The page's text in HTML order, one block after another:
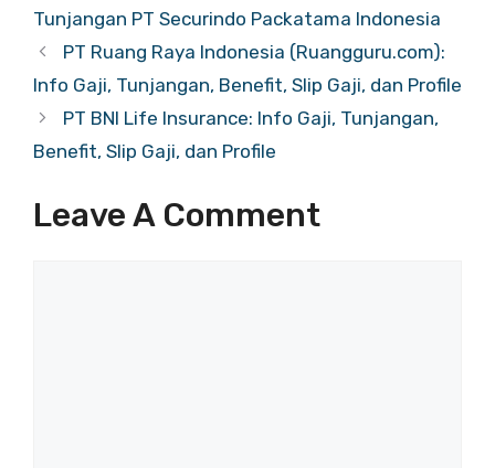
Tunjangan PT Securindo Packatama Indonesia
PT Ruang Raya Indonesia (Ruangguru.com):
Info Gaji, Tunjangan, Benefit, Slip Gaji, dan Profile
PT BNI Life Insurance: Info Gaji, Tunjangan,
Benefit, Slip Gaji, dan Profile
Leave A Comment